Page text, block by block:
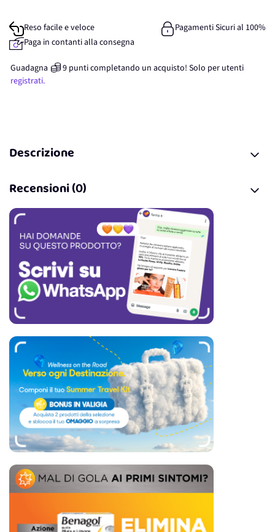
Reso facile e veloce
Pagamenti Sicuri al 100%
Paga in contanti alla consegna
Guadagna 9 punticompletando un acquisto! Solo per utenti
registrati.
Descrizione
Recensioni (0)